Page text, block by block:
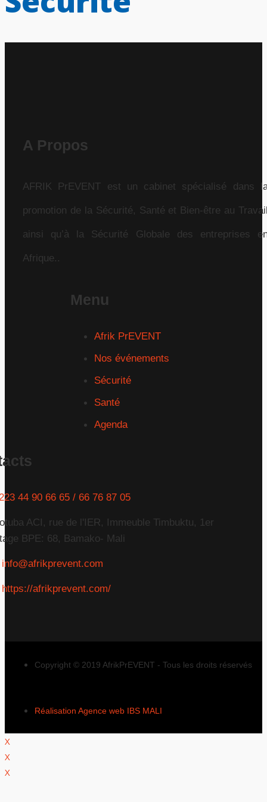
A Propos
AFRIK PrEVENT est un cabinet spécialisé dans
promotion de la Sécurité, Santé et Bien-être au
ainsi qu’à la Sécurité Globale des entreprises
Afrique..
Menu
Afrik PrEVENT
Nos événements
Sécurité
Santé
Agenda
44 90 66 65 / 66 76 87 05
ACI, rue de l'IER, Immeuble Timbuktu, 1er
BPE: 68, Bamako- Mali
info@afrikprevent.com
https://afrikprevent.com/
Copyright © 2019 AfrikPrEVENT - Tous les droits réservés
Réalisation Agence web IBS MALI
X
X
X